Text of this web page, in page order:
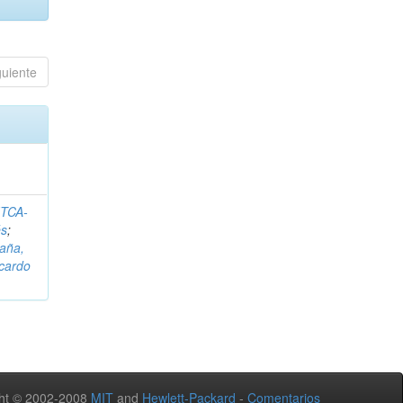
;
© 2002-2008 MIT and Hewlett-Packard - Comentarios